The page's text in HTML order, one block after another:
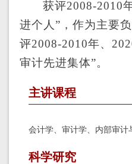
获评2008-2010
进个人 ”， 作为主要
评2008-2010年、
审计先进集体”。
主讲课程
会计学、审计学、内部审计
科学研究